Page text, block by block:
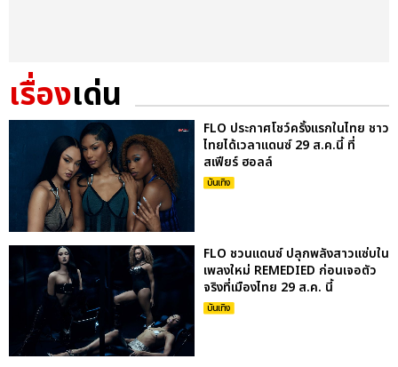
เรื่องเด่น
FLO ประกาศโชว์ครั้งแรกในไทย ชาว
ไทยได้เวลาแดนซ์ 29 ส.ค.นี้ ที่
สเฟียร์ ฮอลล์
บันเทิง
FLO ชวนแดนซ์ ปลุกพลังสาวแซ่บใน
เพลงใหม่ REMEDIED ก่อนเจอตัว
จริงที่เมืองไทย 29 ส.ค. นี้
บันเทิง